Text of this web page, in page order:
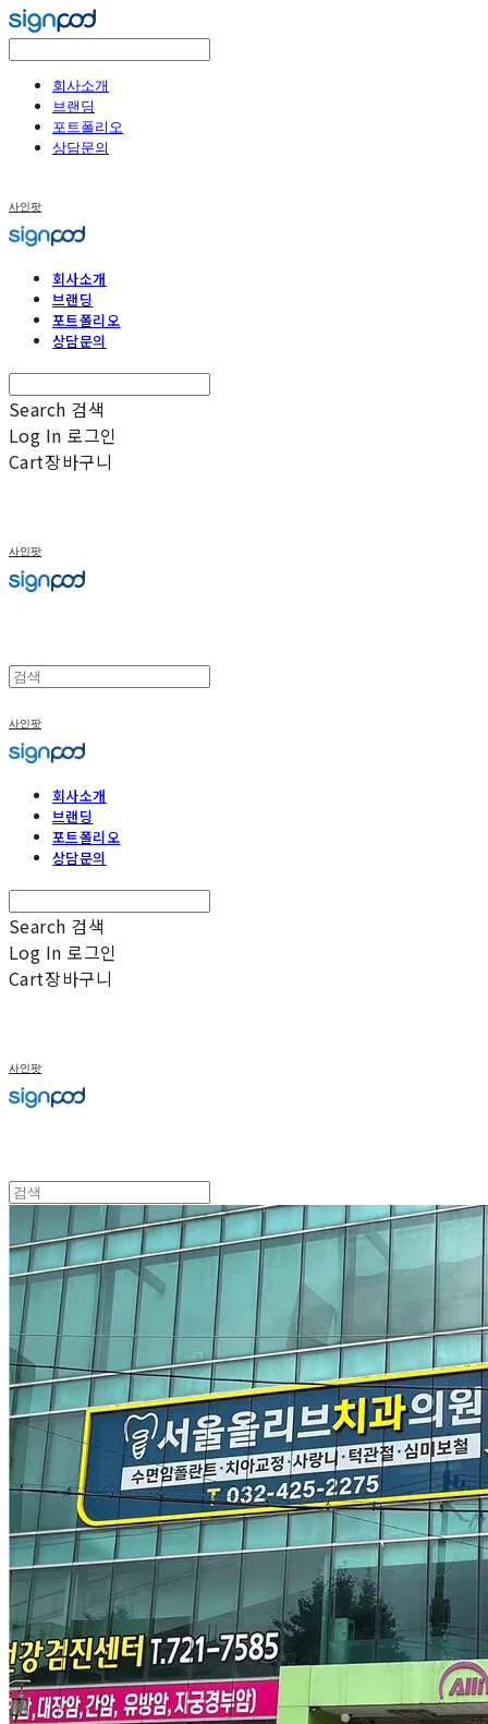
회사소개
브랜딩
포트폴리오
상담문의
사인팟
회사소개
브랜딩
포트폴리오
상담문의
Search 검색
Log In 로그인
Cart장바구니
사인팟
사인팟
회사소개
브랜딩
포트폴리오
상담문의
Search 검색
Log In 로그인
Cart장바구니
사인팟